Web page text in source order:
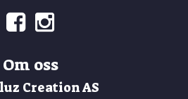
Om oss
Creation AS